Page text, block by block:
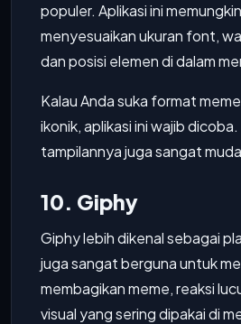
populer. Aplikasi ini
menyesuaikan ukuran font,
dan posisi elemen di dalam
Kalau Anda suka format
ikonik, aplikasi ini wajib
tampilannya juga sangat
10. Giphy
Giphy lebih dikenal sebagai
juga sangat berguna untuk
membagikan meme, reaksi
visual yang sering dipakai di